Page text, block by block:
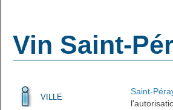
Vin Saint-
VILLE
Saint-